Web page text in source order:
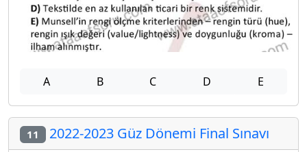
A B C D E
11 2022-2023 Güz Dönemi Final Sınavı